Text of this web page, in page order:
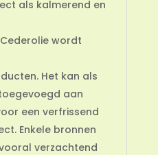
als kalmerend en
wordt
Het kan als
aan
een verfrissend
Enkele bronnen
verzachtend